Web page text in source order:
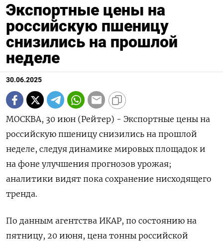
Экспортные цены на
российскую пшеницу
снизились на прошлой
неделе
30.06.2025
МОСКВА, 30 июн (Рейтер) - Экспортные цены на
российскую пшеницу снизились на прошлой
неделе, следуя динамике мировых площадок и
на фоне улучшения прогнозов урожая;
аналитики видят пока сохранение нисходящего
тренда.
По данным агентства ИКАР, по состоянию на
пятницу, 20 июня, цена тонны российской